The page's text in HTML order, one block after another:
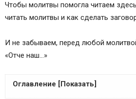
Чтобы молитвы помогла читаем
читать молитвы и как сделать
И не забываем, перед любой
«Отче наш…»
Оглавление [Показать]